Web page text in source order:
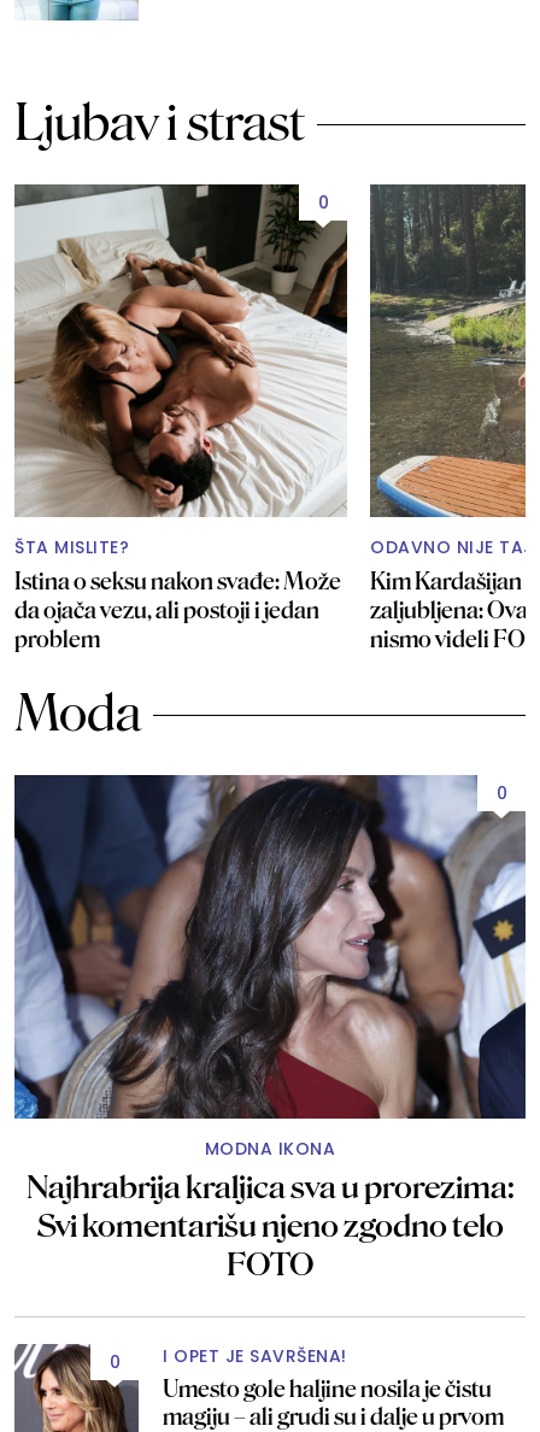
Ljubav i strast
0
ŠTA MISLITE?
Istina o seksu nakon svađe: Može
da ojača vezu, ali postoji i jedan
problem
ODAVNO NIJE
Kim Kardašijan
zaljubljena:
nismo videli
Moda
0
MODNA IKONA
Najhrabrija kraljica sva u prorezima:
Svi komentarišu njeno zgodno telo
FOTO
0 I OPET JE SAVRŠENA!
Umesto gole haljine nosila je čistu
magiju – ali grudi su i dalje u prvom